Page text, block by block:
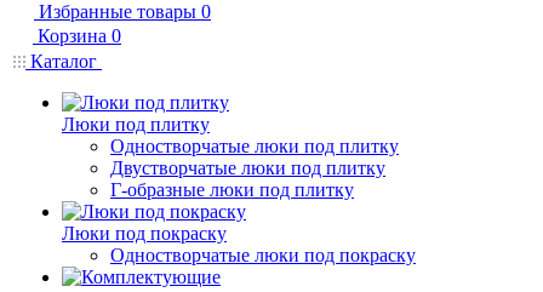
Избранные товары 0
Корзина 0
Каталог
Люки под плитку
Одностворчатые люки под плитку
Двустворчатые люки под плитку
Г-образные люки под плитку
Люки под покраску
Одностворчатые люки под покраску